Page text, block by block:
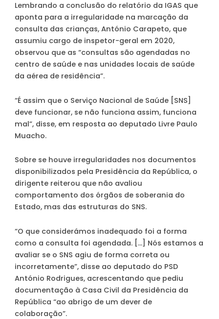
Lembrando a conclusão do relatório da IGAS que
aponta para a irregularidade na marcação da
consulta das crianças, António Carapeto, que
assumiu cargo de inspetor-geral em 2020,
observou que as “consultas são agendadas no
centro de saúde e nas unidades locais de saúde
da aérea de residência”.
“É assim que o Serviço Nacional de Saúde [SNS]
deve funcionar, se não funciona assim, funciona
mal”, disse, em resposta ao deputado Livre Paulo
Muacho.
Sobre se houve irregularidades nos documentos
disponibilizados pela Presidência da República, o
dirigente reiterou que não avaliou
comportamento dos órgãos de soberania do
Estado, mas das estruturas do SNS.
“O que considerámos inadequado foi a forma
como a consulta foi agendada. […] Nós estamos a
avaliar se o SNS agiu de forma correta ou
incorretamente”, disse ao deputado do PSD
António Rodrigues, acrescentando que pediu
documentação à Casa Civil da Presidência da
República “ao abrigo de um dever de
colaboração”.